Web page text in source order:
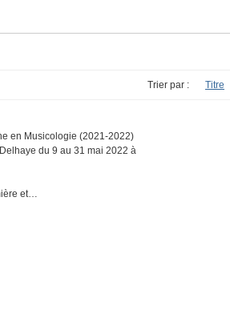
Trier par : Titre
en Musicologie (2021-2022)
du 9 au 31 mai 2022 à
et…